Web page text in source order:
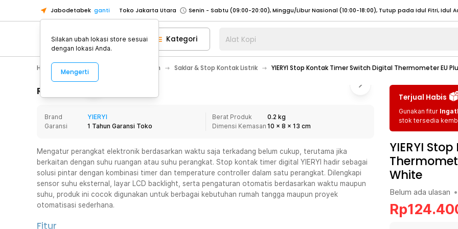
Jabodetabek ganti Toko Jakarta Utara
Toko Tangerang
Toko Cikupa
Pick n Go Jakarta Barat
Senin - Jumat (07:00 - 20:00), Sabtu - Minggu (08:00 - 20:00), Tutup pada Idul Fitri
Pick n Go Bekasi
Senin - Jumat (08:00 - 20:00), Sabtu - Minggu/ Libur Nasional (08:00 - 17:00) Selengkapnya
Senin - Jumat (08:00 - 20:00), Sabtu - Minggu/ Libur Nasional (08:00 - 17:00) Selengkapnya
Senin - Sabtu (09:00-20:00), Minggu/Libur Nasional (12:00-20:00), Tutup pada Idul Fitri
Senin - Sabtu (09:00-20:00), Minggu/Libur Nasional (12:00-20:00), Tutup pada Idul Fitri
Toko Tangerang
Toko Cikupa
Pick n Go Jakarta Barat
Senin - Jumat (07:00 - 20:00), Sabtu - Minggu (08:00 - 20:00), Tutup pada Idul Fitri
Pick n Go Bekasi
Senin - Jumat (08:00 - 20:00), Sabtu - Minggu/ Libur Nasional (08:00 - 17:00) Selengkapnya
Senin - Jumat (08:00 - 20:00), Sabtu - Minggu/ Libur Nasional (08:00 - 17:00) Selengkapnya
Kategori Alat Kopi
Home Appliance Perawatan Rumah Saklar & Stop Kontak Listrik YIERYI Stop Kontak Timer Switch Digital Thermometer EU
Rincian Produk
Brand
YIERYI
Garansi
1 Tahun Garansi Toko
Berat Produk
0.2 kg
Dimensi Kemasan 10 x 8 x 13 cm
Mengatur perangkat elektronik berdasarkan waktu saja terkadang belum cukup, terutama jika
berkaitan dengan suhu ruangan atau suhu perangkat. Stop kontak timer digital YIERYI hadir sebagai
solusi pintar dengan kombinasi timer dan temperature controller dalam satu perangkat. Dilengkapi
sensor suhu eksternal, layar LCD backlight, serta pengaturan otomatis berdasarkan waktu maupun
suhu, produk ini cocok digunakan untuk berbagai kebutuhan rumah tangga maupun proyek
otomatisasi sederhana.
Fitur
Terjual Habis
Gunakan fitur
stok tersedia
YIERYI
White
Belum ada ulasan •
Rp
Silakan ubah lokasi store sesuai
dengan lokasi Anda.
Mengerti